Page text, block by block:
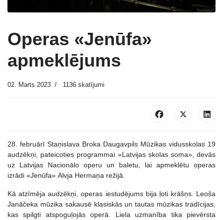
Operas «Jenūfa»
apmeklējums
02. Marts 2023 1136 skatījumi
28. februārī Staņislava Broka Daugavpils Mūzikas vidusskolas 19
audzēkņi, pateicoties programmai «Latvijas skolas soma», devās
uz Latvijas Nacionālo operu un baletu, lai apmeklētu operas
izrādi «Jenūfa» Alvja Hermaņa režijā.
Kā atzīmēja audzēkņi, operas iestudējums bija ļoti krāšņs. Leoša
Janāčeka mūzika sakausē klasiskās un tautas mūzikas tradīcijas,
kas spilgti atspoguļojās operā. Liela uzmanība tika pievērsta